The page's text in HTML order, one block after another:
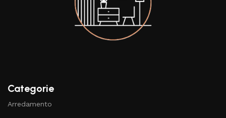
Categorie
Arredamento